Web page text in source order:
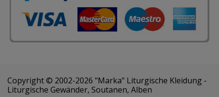
Copyright © 2002-2026 "Marka" Liturgische Kleidung -
Liturgische Gewänder, Soutanen, Alben